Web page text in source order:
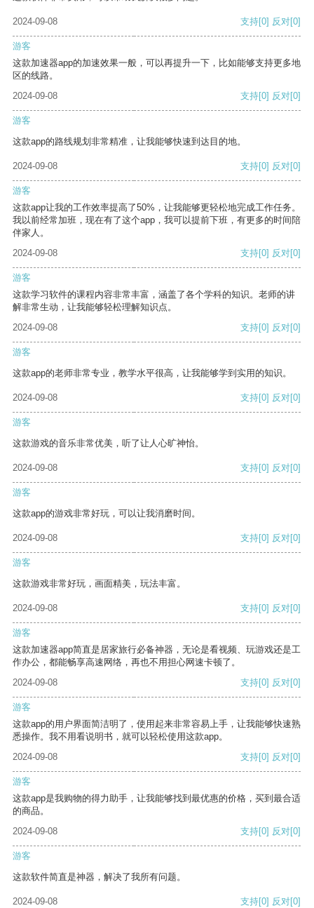
2024-09-08 支持[0] 反对[0]
游客
这款加速器app的加速效果一般，可以再提升一下，比如能够支持更多地
区的线路。
2024-09-08
支持[0] 反对[0]
游客
这款app的路线规划非常精准，让我能够快速到达目的地。
2024-09-08 支持[0] 反对[0]
游客
这款app让我的工作效率提高了50%，让我能够更轻松地完成工作任务。
我以前经常加班，现在有了这个app，我可以提前下班，有更多的时间陪
伴家人。
2024-09-08
支持[0] 反对[0]
游客
这款学习软件的课程内容非常丰富，涵盖了各个学科的知识。老师的讲
解非常生动，让我能够轻松理解知识点。
2024-09-08
支持[0] 反对[0]
游客
这款app的老师非常专业，教学水平很高，让我能够学到实用的知识。
2024-09-08 支持[0] 反对[0]
游客
这款游戏的音乐非常优美，听了让人心旷神怡。
2024-09-08 支持[0] 反对[0]
游客
这款app的游戏非常好玩，可以让我消磨时间。
2024-09-08 支持[0] 反对[0]
游客
这款游戏非常好玩，画面精美，玩法丰富。
2024-09-08 支持[0] 反对[0]
游客
这款加速器app简直是居家旅行必备神器，无论是看视频、玩游戏还是工
作办公，都能畅享高速网络，再也不用担心网速卡顿了。
2024-09-08
支持[0] 反对[0]
游客
这款app的用户界面简洁明了，使用起来非常容易上手，让我能够快速熟
悉操作。我不用看说明书，就可以轻松使用这款app。
2024-09-08
支持[0] 反对[0]
游客
这款app是我购物的得力助手，让我能够找到最优惠的价格，买到最合适
的商品。
2024-09-08
支持[0] 反对[0]
游客
这款软件简直是神器，解决了我所有问题。
2024-09-08 支持[0] 反对[0]